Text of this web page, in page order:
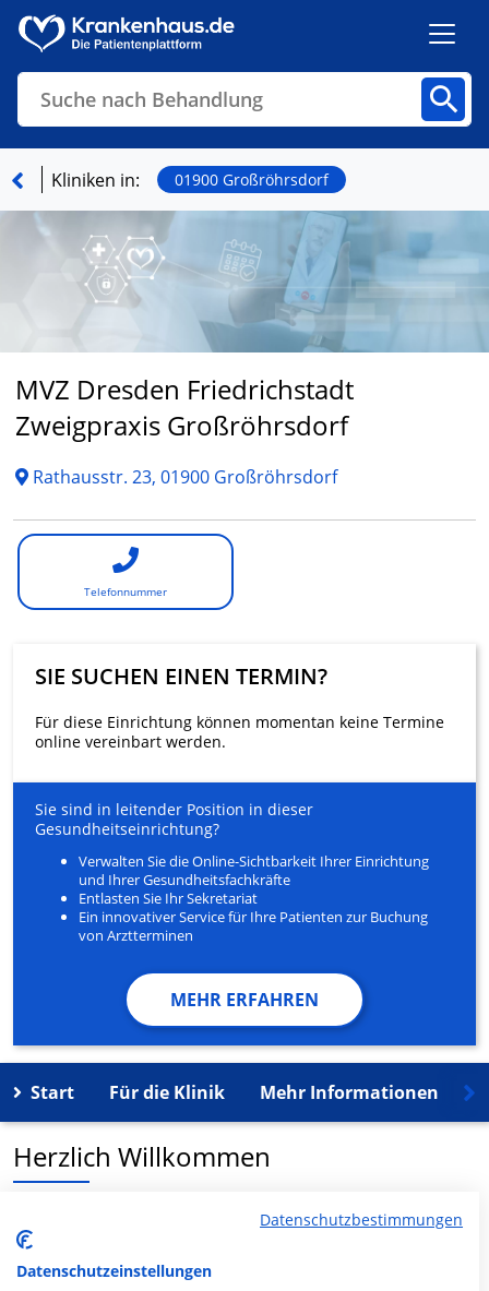
Suche nach Behandlung
Finden
Kliniken in: 01900 Großröhrsdorf
MVZ Dresden Friedrichstadt
Zweigpraxis Großröhrsdorf
Rathausstr. 23, 01900 Großröhrsdorf
Telefonnummer
SIE SUCHEN EINEN TERMIN?
Für diese Einrichtung können momentan keine Termine
online vereinbart werden.
Sie sind in leitender Position in dieser
Gesundheitseinrichtung?
Verwalten Sie die Online-Sichtbarkeit Ihrer Einrichtung
und Ihrer Gesundheitsfachkräfte
Entlasten Sie Ihr Sekretariat
Ein innovativer Service für Ihre Patienten zur Buchung
von Arztterminen
MEHR ERFAHREN
Start Für die Klinik Mehr Informationen
Herzlich Willkommen
MVZ Dresden Friedrichstadt Zweigpraxis Großröhrsdorf
in der Rathausstr. 23 ist ein medizinisches
Versorgungszentrum in Großröhrsdorf.
Datenschutzbestimmungen
Datenschutzeinstellungen